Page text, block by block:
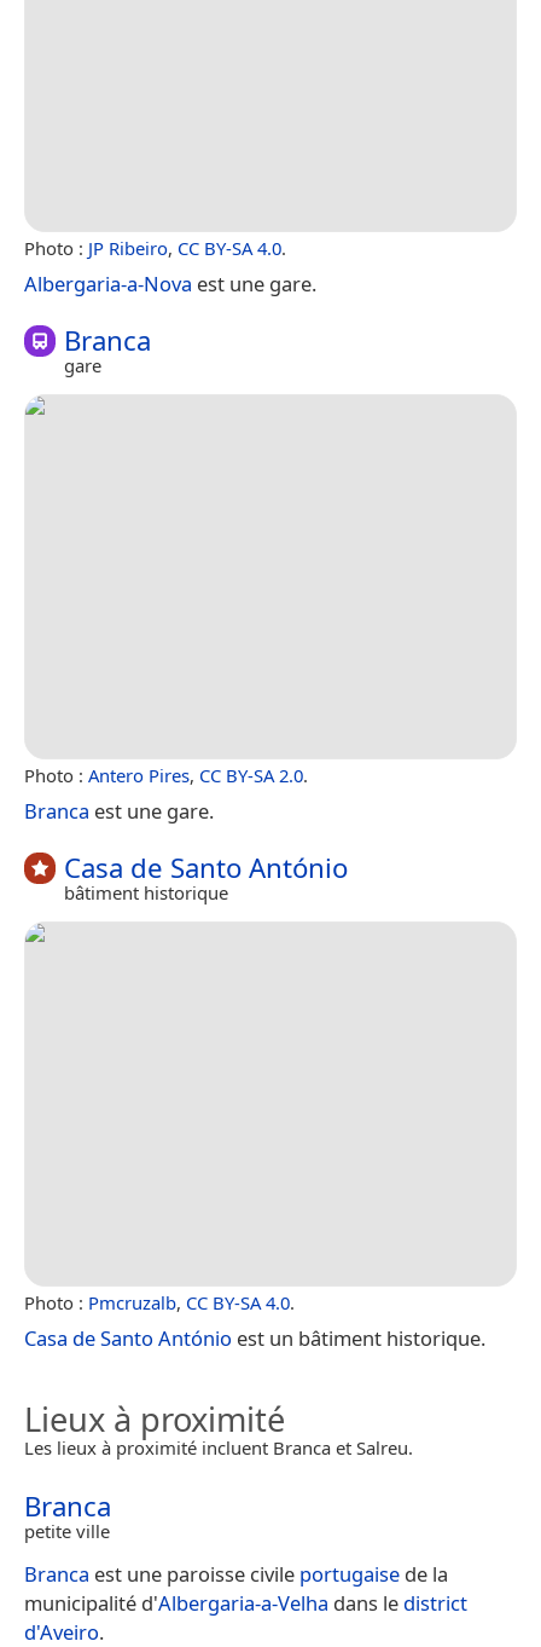
Photo : JP Ribeiro, CC BY-SA 4.0.
Albergaria-a-Nova est une gare.
Branca
gare
Photo : Antero Pires, CC BY-SA 2.0.
Branca est une gare.
Casa de Santo António
bâtiment historique
Photo : Pmcruzalb, CC BY-SA 4.0.
Casa de Santo António est un bâtiment historique.
Lieux à proximité
Les lieux à proximité incluent Branca et Salreu.
Branca
petite ville
Branca est une paroisse civile portugaise de la
municipalité d'Albergaria-a-Velha dans le district
d'Aveiro.